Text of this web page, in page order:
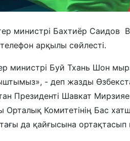
министрі Бахтиёр Саидов
арқылы сөйлесті.
министрі Буй Тхань Шон
- деп жазды
Президенті Шавкат
Орталық Комитетінің Бас
да қайғысына ортақтасып